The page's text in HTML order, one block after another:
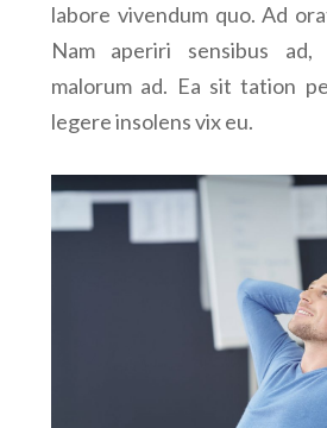
labore vivendum quo. Ad
Nam aperiri sensibus
malorum ad. Ea sit tation
legere insolens vix eu.